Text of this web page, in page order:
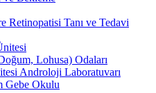
Retinopatisi Tanı ve Tedavi
Lohusa) Odaları
Androloji Laboratuvarı
Gebe Okulu